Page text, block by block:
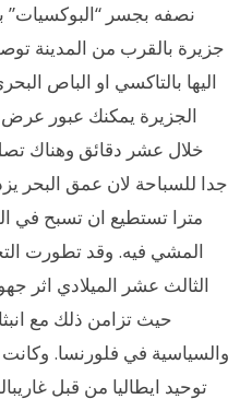
نصفه بجسر “البوكسيات”
جزيرة بالقرب من المدينة
اليها بالتاكسي او الباص
الجزيرة يمكنك عبور عرض
خلال عشر دقائق وهناك
جدا للسباحة لان عمق البحر
مترا تستطيع ان تسبح في
المشي فيه. وقد تطورت
الثالث عشر الميلادي اثر
حيث تزامن ذلك مع
والسياسية في فلورنسا. وكانت
توحيد ايطاليا من قبل